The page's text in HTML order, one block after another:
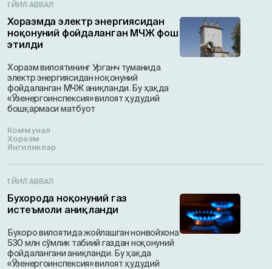
1 ЙИЛ АВВАЛ
Хоразмда электр энергиясидан
ноқонуний фойдаланган МЧЖ фош
этилди
Хоразм вилоятининг Урганч туманида
электр энергиясидан ноқонуний
фойдаланган МЧЖ аниқланди. Бу ҳақда
«Ўзенергоинспексия» вилоят ҳудудий
бошқармаси матбуот
Коммунал
Хоразм
Янгиликлар
1 ЙИЛ АВВАЛ
Бухорода ноқонуний газ
истеъмоли аниқланди
Бухоро вилоятида жойлашган нонвойхона
530 млн сўмлик табиий газдан ноқонуний
фойдалангани аниқланди. Бу ҳақда
«Ўзенергоинспексия» вилоят ҳудудий